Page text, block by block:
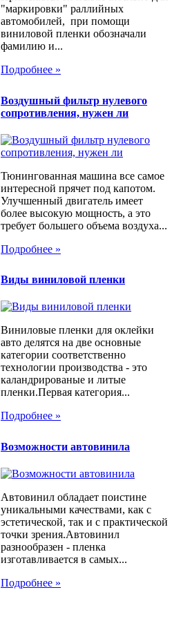
"маркировки" раллийных
автомобилей, при помощи
виниловой пленки обозначали
фамилию и...
Подробнее »
Воздушный фильтр нулевого
сопротивления, нужен ли
Тюнингованная машина все самое
интересной прячет под капотом.
Улучшенный двигатель имеет
более высокую мощность, а это
требует большего объема воздуха...
Подробнее »
Виды виниловой пленки
Виниловые пленки для оклейки
авто делятся на две основные
категории соответственно
технологии производства - это
каландрированые и литые
пленки.Первая категория...
Подробнее »
Возможности автовинила
Автовинил обладает поистине
уникальными качествами, как с
эстетической, так и с практической
точки зрения.Автовинил
разнообразен - пленка
изготавливается в самых...
Подробнее »